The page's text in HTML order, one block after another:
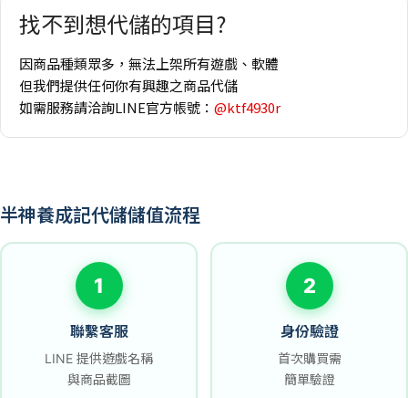
找不到想代儲的項目?
因商品種類眾多，無法上架所有遊戲、軟體
但我們提供任何你有興趣之商品代儲
如需服務請洽詢LINE官方帳號： @ktf4930r
半神養成記代儲儲值流程
1
聯繫客服
LINE 提供遊戲名稱
與商品截圖
2
身份驗證
首次購買需
簡單驗證